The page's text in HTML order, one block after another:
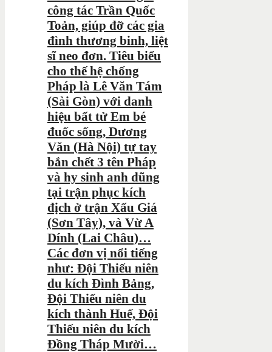
công tác Trần Quốc
Toản, giúp đỡ các gia
đình thương binh, liệt
sĩ neo đơn. Tiêu biểu
cho thế hệ chống
Pháp là Lê Văn Tám
(Sài Gòn) với danh
hiệu bất tử Em bé
đuốc sống, Dương
Văn (Hà Nội) tự tay
bắn chết 3 tên Pháp
và hy sinh anh dũng
tại trận phục kích
địch ở trận Xấu Giá
(Sơn Tây), và Vừ A
Dính (Lai Châu)…
Các đơn vị nổi tiếng
như: Đội Thiếu niên
du kích Đình Bảng,
Đội Thiếu niên du
kích thành Huế, Đội
Thiếu niên du kích
Đồng Tháp Mười…